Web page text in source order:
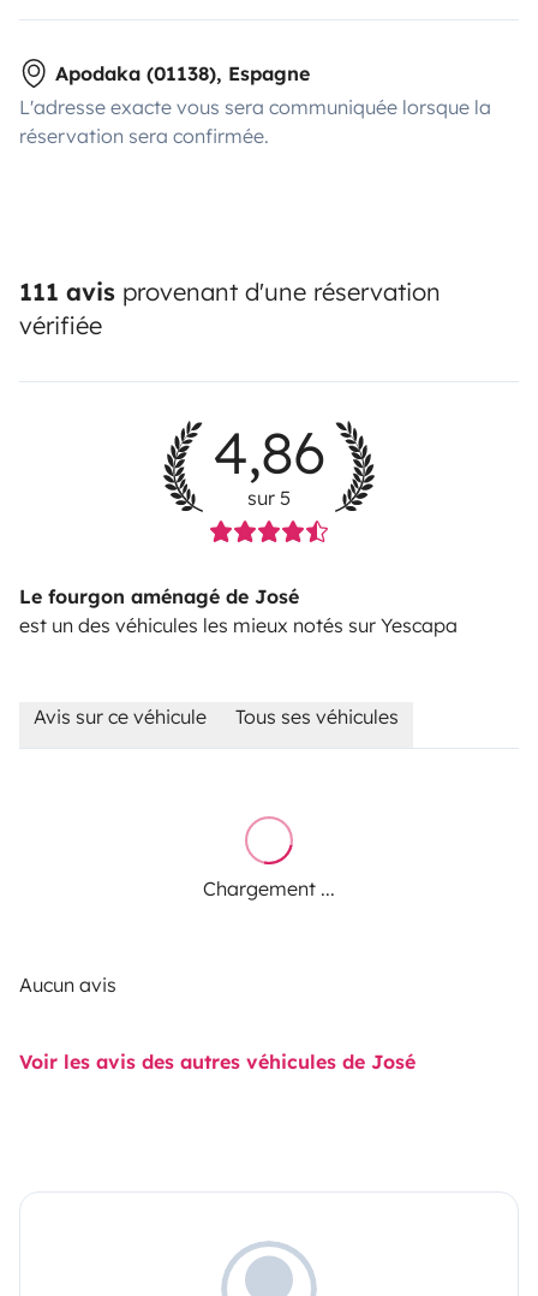
Apodaka (01138), Espagne
L'adresse exacte vous sera communiquée lorsque la
réservation sera confirmée.
111 avis provenant d'une réservation
vérifiée
4,86
sur 5
Le fourgon aménagé de José
est un des véhicules les mieux notés sur Yescapa
Avis sur ce véhicule Tous ses véhicules
Chargement ...
Aucun avis
Voir les avis des autres véhicules de José